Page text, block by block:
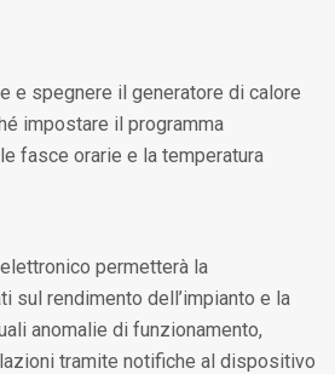
e spegnere il generatore di calore
impostare il programma
fasce orarie e la temperatura
permetterà la
sul rendimento dell’impianto e la
anomalie di funzionamento,
tramite notifiche al dispositivo